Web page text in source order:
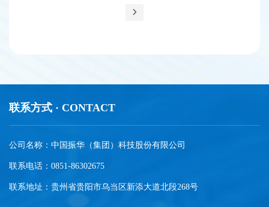
联系方式 · CONTACT
公司名称：中国振华（集团）科技股份有限公司
联系电话：0851-86302675
联系地址：贵州省贵阳市乌当区新添大道北段268号